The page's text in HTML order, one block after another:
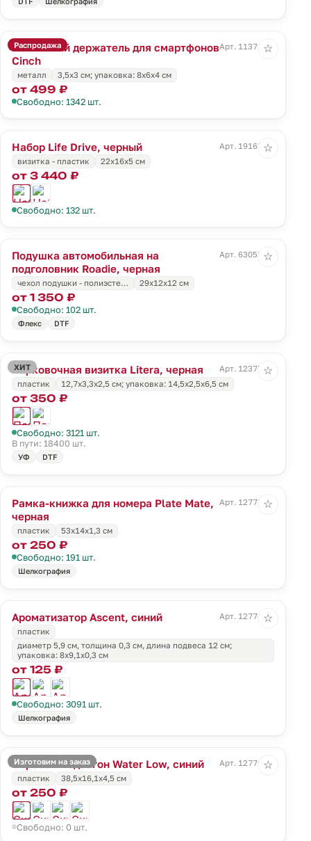
Распродажа
Магнитный держатель для смартфонов
Cinch
Арт. 11374.10
металл 3,5x3 см; упаковка: 8x6x4 см
от 499 ₽
Свободно: 1342 шт.
☆
Набор Life Drive, черный
Арт. 19163.30
визитка - пластик
22х16х5 см
от 3 440 ₽
Свободно: 132 шт.
☆
Подушка автомобильная на
подголовник Roadie, черная
Арт. 63053.30
чехол подушки - полиэсте… 29х12х12 см
от 1 350 ₽
Свободно: 102 шт.
Флекс DTF
☆
ХИТ
Парковочная визитка Litera, черная
Арт. 12375.30
пластик
12,7х3,3х2,5 см; упаковка: 14,5х2,5х6,5 см
от 350 ₽
Свободно: 3121 шт.
В пути: 18400 шт.
УФ DTF
☆
Рамка-книжка для номера Plate Mate,
черная
Арт. 12773.30
пластик 53x14x1,3 см
от 250 ₽
Свободно: 191 шт.
Шелкография
☆
Ароматизатор Ascent, синий
Арт. 12774.40
пластик
диаметр 5,9 см, толщина 0,3 см, длина подвеса 12 см;
упаковка: 8x9,1x0,3 см
от 125 ₽
Свободно: 3091 шт.
Шелкография
☆
Изготовим на заказ
Скребок-водосгон Water Low, синий
Арт. 12776.40
пластик
38,5x16,1x4,5 см
от 250 ₽
Свободно: 0 шт.
☆